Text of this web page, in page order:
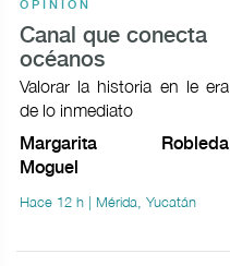
OPINIÓN
Canal que conecta
océanos
Valorar la historia en le era
de lo inmediato
Margarita Robleda
Moguel
Hace 12 h | Mérida, Yucatán